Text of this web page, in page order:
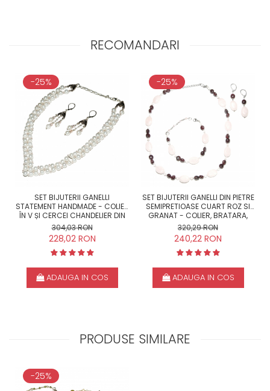
RECOMANDARI
-25%
SET BIJUTERII GANELLI
STATEMENT HANDMADE - COLIER
ÎN V ȘI CERCEI CHANDELIER DIN
PERLE MALLORCA
304,03 RON
228,02 RON
ADAUGA IN COS
-25%
SET BIJUTERII GANELLI DIN PIETRE
SEMIPRETIOASE CUART ROZ SI
GRANAT - COLIER, BRATARA,
CERCEI
320,29 RON
240,22 RON
ADAUGA IN COS
PRODUSE SIMILARE
-25%